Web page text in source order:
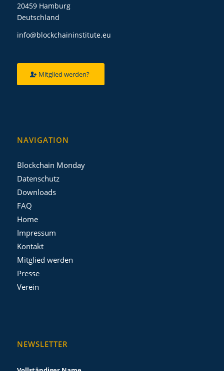
20459 Hamburg
Deutschland
info@blockchaininstitute.eu
Mitglied werden?
NAVIGATION
Blockchain Monday
Datenschutz
Downloads
FAQ
Home
Impressum
Kontakt
Mitglied werden
Presse
Verein
NEWSLETTER